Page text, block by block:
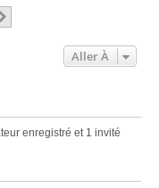
Aller À
enregistré et 1 invité